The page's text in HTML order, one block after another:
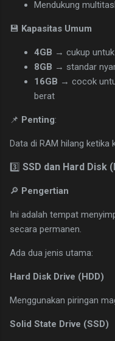
Mendukung
💾 Kapasitas Umum
4GB → cukup
8GB → standar
16GB → cocok
berat
📌 Penting:
Data di RAM hilang ketika
3️⃣ SSD dan Hard Disk
🔎 Pengertian
Ini adalah tempat
secara permanen.
Ada dua jenis utama:
Hard Disk Drive (HDD)
Menggunakan piringan
Solid State Drive (SSD)